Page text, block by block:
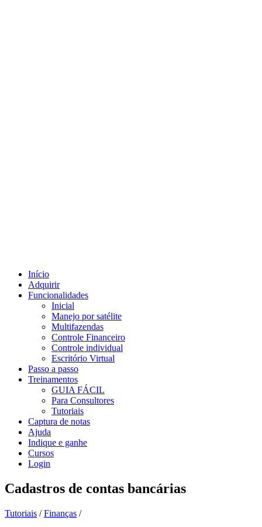
Início
Adquirir
Funcionalidades
Inicial
Manejo por satélite
Multifazendas
Controle Financeiro
Controle individual
Escritório Virtual
Passo a passo
Treinamentos
GUIA FÁCIL
Para Consultores
Tutoriais
Captura de notas
Ajuda
Indique e ganhe
Cursos
Login
Cadastros de contas bancárias
Tutoriais / Finanças /